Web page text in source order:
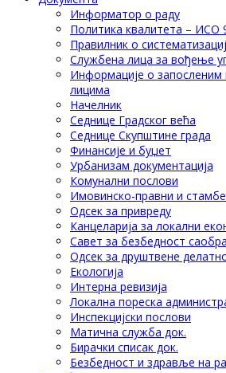
Информатор о раду
Политика квалитета – ИСО
Правилник о
Службена лица за вођење
Информације о
лицима
Начелник
Седнице Градског већа
Седнице Скупштине града
Финансије и буџет
Урбанизам документација
Комунални послови
Имовинско-правни и
Одсек за привреду
Канцеларија за локални
Савет за безбедност
Одсек за друштвене
Eкологија
Интерна ревизија
Локална пореска
Инспекцијски послови
Матична служба док.
Бирачки списак док.
Безбедност и здравље на